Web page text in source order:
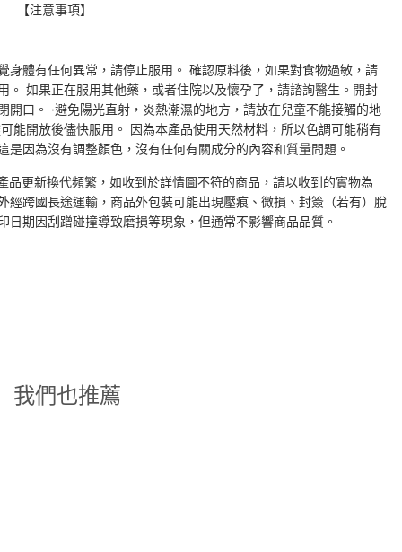
【注意事項】
身體有任何異常，請停止服用。 確認原料後，如果對食物過敏，請
。 如果正在服用其他藥，或者住院以及懷孕了，請諮詢醫生。 開封
開口。 ·避免陽光直射，炎熱潮濕的地方，請放在兒童不能接觸的地
能開放後儘快服用。 因為本產品使用天然材料，所以色調可能稍有
是因為沒有調整顏色，沒有任何有關成分的內容和質量問題。
品更新換代頻繁，如收到於詳情圖不符的商品，請以收到的實物為
經跨國長途運輸，商品外包裝可能出現壓痕、微損、封簽（若有）脫
日期因刮蹭碰撞導致磨損等現象，但通常不影響商品品質。
我們也推薦